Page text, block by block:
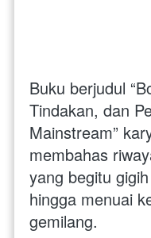
Buku berjudul
Tindakan, dan
Mainstream”
membahas
yang begitu
hingga menuai
gemilang.